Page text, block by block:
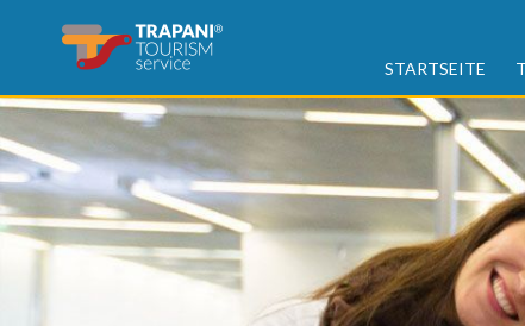
STARTSEITE